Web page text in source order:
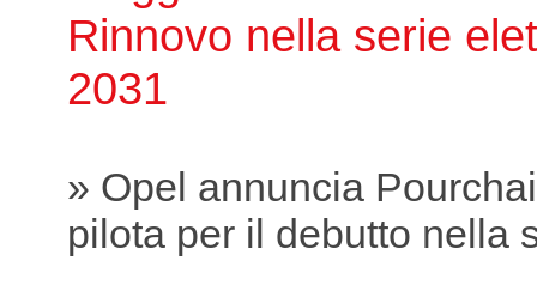
Rinnovo nella serie
2031
» Opel annuncia
pilota per il debutto nella